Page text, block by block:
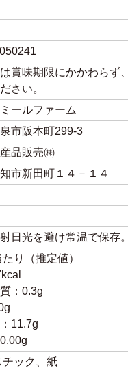
賞味期限にかかわらず
さい。
ールファーム
市阪本町299-3
品販売㈱
市新田町１４－１４
日光を避け常温で保存。
り（推定値）
：0.3g
11.7g
チック、紙